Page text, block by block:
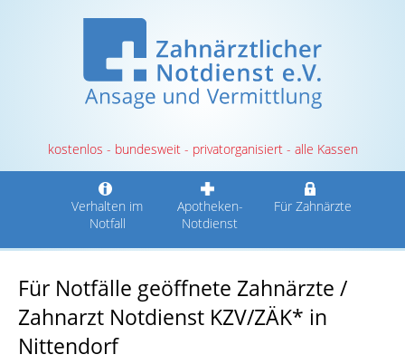
kostenlos - bundesweit - privatorganisiert - alle Kassen
Verhalten im
Notfall
Apotheken-
Notdienst
Für Zahnärzte
Für Notfälle geöffnete Zahnärzte /
Zahnarzt Notdienst KZV/ZÄK* in
Nittendorf